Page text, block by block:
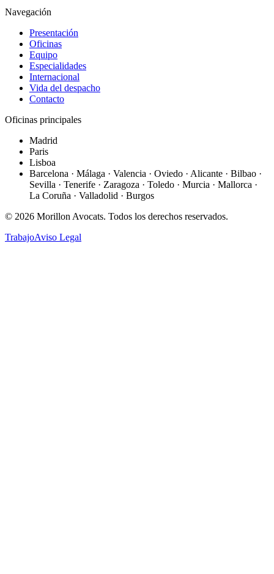
Navegación
Presentación
Oficinas
Equipo
Especialidades
Internacional
Vida del despacho
Contacto
Oficinas principales
Madrid
Paris
Lisboa
Barcelona · Málaga · Valencia · Oviedo · Alicante · Bilbao ·
Sevilla · Tenerife · Zaragoza · Toledo · Murcia · Mallorca ·
La Coruña · Valladolid · Burgos
© 2026 Morillon Avocats. Todos los derechos reservados.
TrabajoAviso Legal